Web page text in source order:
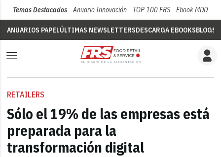
Temas Destacados Anuario Innovación TOP 100 FRS Ebook MDD
ANUARIOS PAPELÚLTIMAS NEWSLETTERSDESCARGA EBOOKSBLOGS
RETAILERS
Sólo el 19% de las empresas está
preparada para la
transformación digital